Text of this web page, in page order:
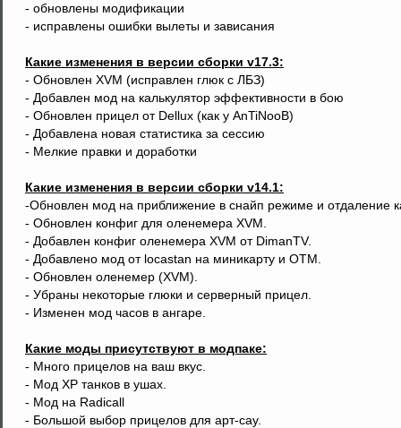
- обновлены модификации
- исправлены ошибки вылеты и зависания
Какие изменения в версии сборки v17.3:
- Обновлен XVM (исправлен глюк с ЛБЗ)
- Добавлен мод на калькулятор эффективности в бою
- Обновлен прицел от Dellux (как у AnTiNooB)
- Добавлена новая статистика за сессию
- Мелкие правки и доработки
Какие изменения в версии сборки v14.1:
-Обновлен мод на приближение в снайп режиме и отдаление
- Обновлен конфиг для оленемера XVM.
- Добавлен конфиг оленемера XVM от DimanTV.
- Добавлено мод от locastan на миникарту и OTM.
- Обновлен оленемер (XVM).
- Убраны некоторые глюки и серверный прицел.
- Изменен мод часов в ангаре.
Какие моды присутствуют в модпаке:
- Много прицелов на ваш вкус.
- Мод ХР танков в ушах.
- Мод на Radicall
- Большой выбор прицелов для арт-сау.